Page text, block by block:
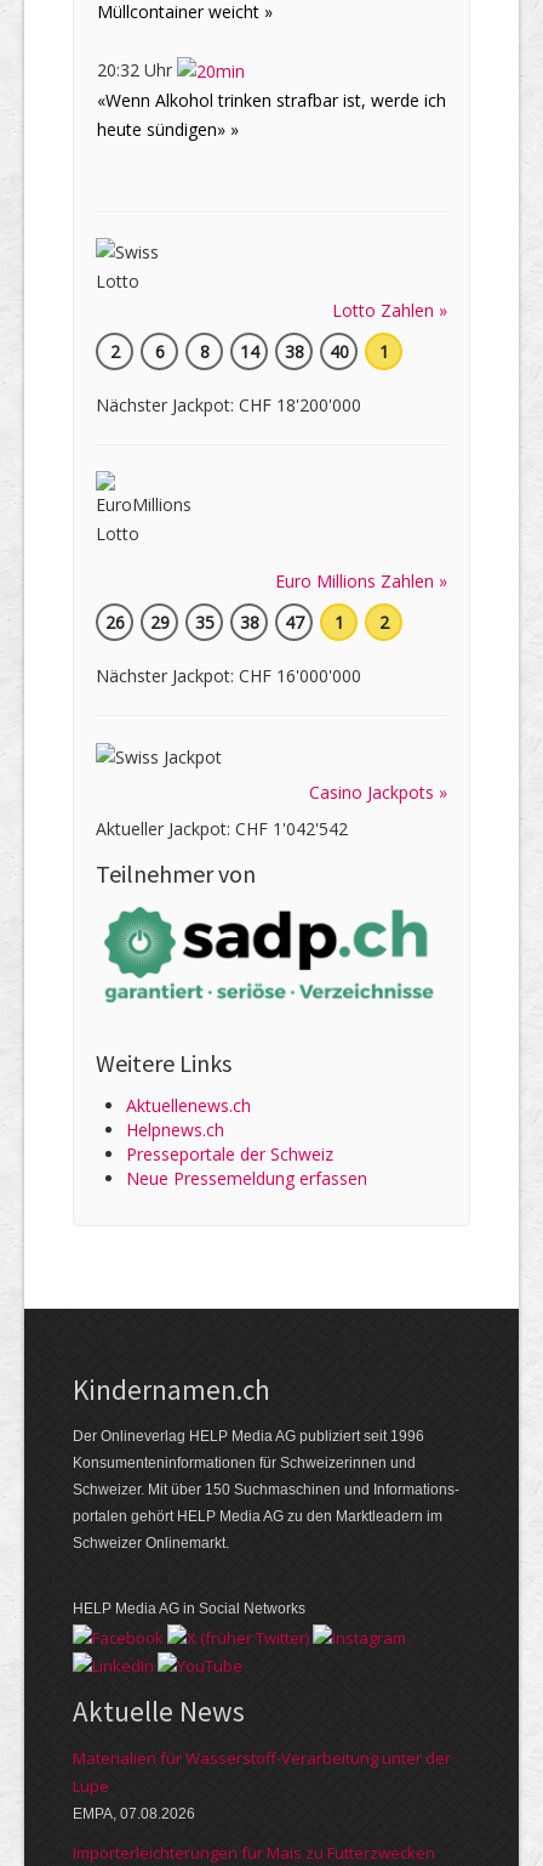
Müllcontainer weicht »
20:32 Uhr
«Wenn Alkohol trinken strafbar ist, werde ich
heute sündigen» »
Lotto Zahlen »
2
6 8 14 38 40 1
Nächster Jackpot: CHF 18'200'000
Euro Millions Zahlen »
26
29 35 38 47 1 2
Nächster Jackpot: CHF 16'000'000
Casino Jackpots »
Aktueller Jackpot: CHF 1'042'542
Teilnehmer von
Weitere Links
Aktuellenews.ch
Helpnews.ch
Presseportale der Schweiz
Neue Pressemeldung erfassen
Kindernamen.ch
Der Onlineverlag HELP Media AG publiziert seit 1996
Konsumenten­informationen für Schweizerinnen und
Schweizer. Mit über 150 Suchmaschinen und Informations­
portalen gehört HELP Media AG zu den Marktleadern im
Schweizer Onlinemarkt.
HELP Media AG in Social Networks
Aktuelle News
Materialien für Wasserstoff-Verarbeitung unter der
Lupe
EMPA, 07.08.2026
Importerleichterungen für Mais zu Futterzwecken